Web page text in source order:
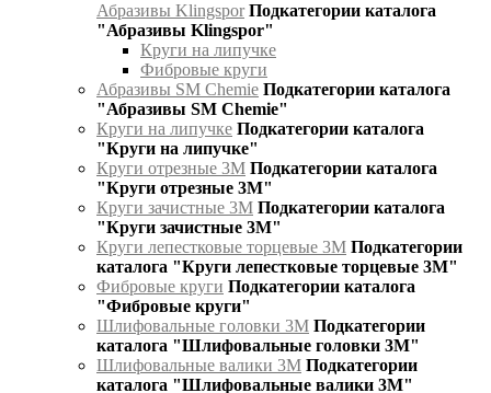
Абразивы Klingspor Подкатегории каталога
"Абразивы Klingspor"
Круги на липучке
Фибровые круги
Абразивы SM Chemie Подкатегории каталога
"Абразивы SM Chemie"
Круги на липучке Подкатегории каталога
"Круги на липучке"
Круги отрезные 3М Подкатегории каталога
"Круги отрезные 3М"
Круги зачистные 3М Подкатегории каталога
"Круги зачистные 3М"
Круги лепестковые торцевые 3М Подкатегории
каталога "Круги лепестковые торцевые 3М"
Фибровые круги Подкатегории каталога
"Фибровые круги"
Шлифовальные головки 3М Подкатегории
каталога "Шлифовальные головки 3М"
Шлифовальные валики 3М Подкатегории
каталога "Шлифовальные валики 3М"